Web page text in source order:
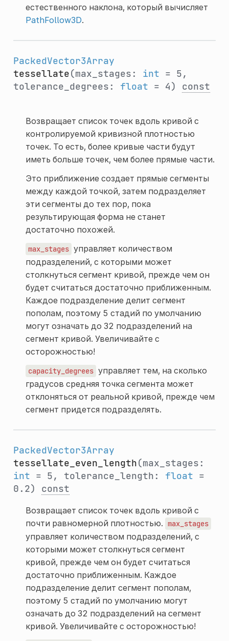
естественного наклона, который вычисляет
PathFollow3D.
PackedVector3Array
tessellate(max_stages: int = 5,
tolerance_degrees: float = 4) const
Возвращает список точек вдоль кривой с
контролируемой кривизной плотностью
точек. То есть, более кривые части будут
иметь больше точек, чем более прямые части.
Это приближение создает прямые сегменты
между каждой точкой, затем подразделяет
эти сегменты до тех пор, пока
результирующая форма не станет
достаточно похожей.
max_stages управляет количеством
подразделений, с которыми может
столкнуться сегмент кривой, прежде чем он
будет считаться достаточно приближенным.
Каждое подразделение делит сегмент
пополам, поэтому 5 стадий по умолчанию
могут означать до 32 подразделений на
сегмент кривой. Увеличивайте с
осторожностью!
capacity_degrees управляет тем, на сколько
градусов средняя точка сегмента может
отклоняться от реальной кривой, прежде чем
сегмент придется подразделять.
PackedVector3Array
tessellate_even_length(max_stages:
int = 5, tolerance_length: float =
0.2) const
Возвращает список точек вдоль кривой с
почти равномерной плотностью. max_stages
управляет количеством подразделений, с
которыми может столкнуться сегмент
кривой, прежде чем он будет считаться
достаточно приближенным. Каждое
подразделение делит сегмент пополам,
поэтому 5 стадий по умолчанию могут
означать до 32 подразделений на сегмент
кривой. Увеличивайте с осторожностью!